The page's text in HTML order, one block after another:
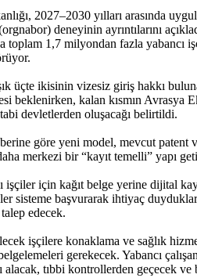
2027–2030 yılları arasında
deneyinin ayrıntılarını
toplam 1,7 milyondan fazla yabancı
üçte ikisinin vizesiz giriş hakkı
beklenirken, kalan kısmın Avrasya
devletlerden oluşacağı belirtildi.
göre yeni model, mevcut patent
merkezi bir “kayıt temelli” yapı
işçiler için kağıt belge yerine dijital
sisteme başvurarak ihtiyaç
edecek.
işçilere konaklama ve sağlık
gerekecek. Yabancı
alacak, tıbbi kontrollerden geçecek ve